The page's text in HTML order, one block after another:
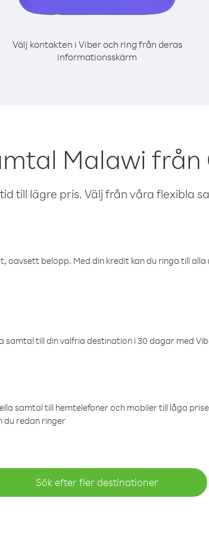
Välj kontakten i Viber och ring från deras
informationsskärm
Malawi från
till lägre pris. Välj från våra flexibla
belopp. Med din kredit kan du ringa till alla
till din valfria destination i 30 dagar med
samtal till hemtelefoner och mobiler till låga
du redan ringer
Sök efter fler destinationer